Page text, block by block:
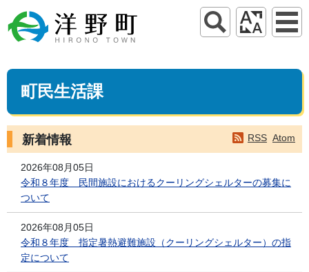
町民生活課
RSS Atom
新着情報
2026年08月05日
令和８年度＿民間施設におけるクーリングシェルターの募集に
ついて
2026年08月05日
令和８年度＿指定暑熱避難施設（クーリングシェルター）の指
定について